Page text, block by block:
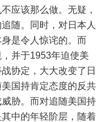
应该那么做。无疑，
随。同时，对日本人
是令人惊诧的。而
并于1953年迫使美
协定，大大改变了日
国持肯定态度的反共
胁。而对追随美国持
中的年轻阶层，随着